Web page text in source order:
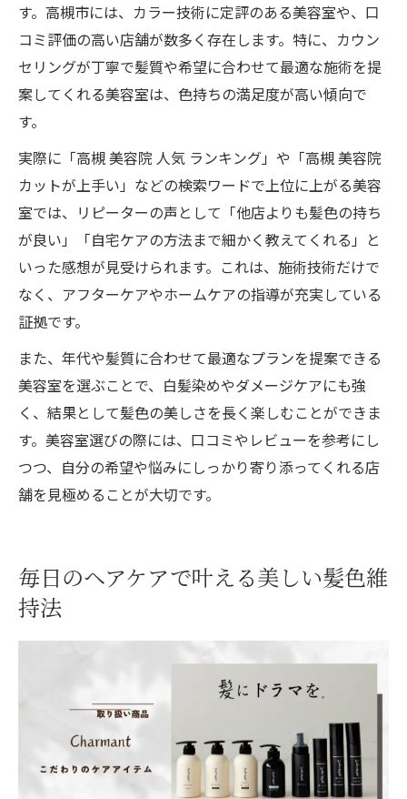
す。高槻市には、カラー技術に定評のある美容室や、口
コミ評価の高い店舗が数多く存在します。特に、カウン
セリングが丁寧で髪質や希望に合わせて最適な施術を提
案してくれる美容室は、色持ちの満足度が高い傾向で
す。
実際に「高槻 美容院 人気 ランキング」や「高槻 美容院
カットが上手い」などの検索ワードで上位に上がる美容
室では、リピーターの声として「他店よりも髪色の持ち
が良い」「自宅ケアの方法まで細かく教えてくれる」と
いった感想が見受けられます。これは、施術技術だけで
なく、アフターケアやホームケアの指導が充実している
証拠です。
また、年代や髪質に合わせて最適なプランを提案できる
美容室を選ぶことで、白髪染めやダメージケアにも強
く、結果として髪色の美しさを長く楽しむことができま
す。美容室選びの際には、口コミやレビューを参考にし
つつ、自分の希望や悩みにしっかり寄り添ってくれる店
舗を見極めることが大切です。
毎日のヘアケアで叶える美しい髪色維
持法